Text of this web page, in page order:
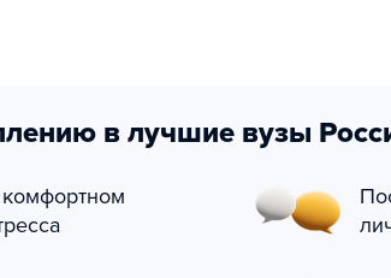
в лучшие вузы